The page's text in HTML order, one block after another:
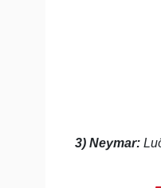
3) Neymar: